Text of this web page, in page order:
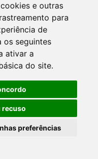
e outras
para
de
os seguintes
ativar a
do site.
recuso
preferências